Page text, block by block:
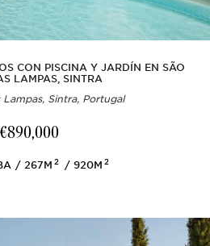
CON PISCINA Y JARDÍN EN SÃO
LAMPAS, SINTRA
Lampas, Sintra, Portugal
€890,000
267M2 920M2